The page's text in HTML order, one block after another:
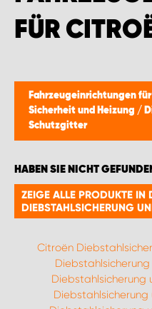
FÜR
Fahrzeugeinrichtungen
Sicherheit und Heizung /
Schutzgitter
HABEN SIE NICHT
ZEIGE ALLE PRODUKTE IN
DIEBSTAHLSICHERUNG
Citroën
Diebstahlsicherung
MONTAGEPARTNER WIEN 1230